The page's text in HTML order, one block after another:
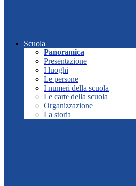
Scuola
Panoramica
Presentazione
I luoghi
Le persone
I numeri della scuola
Le carte della scuola
Organizzazione
La storia